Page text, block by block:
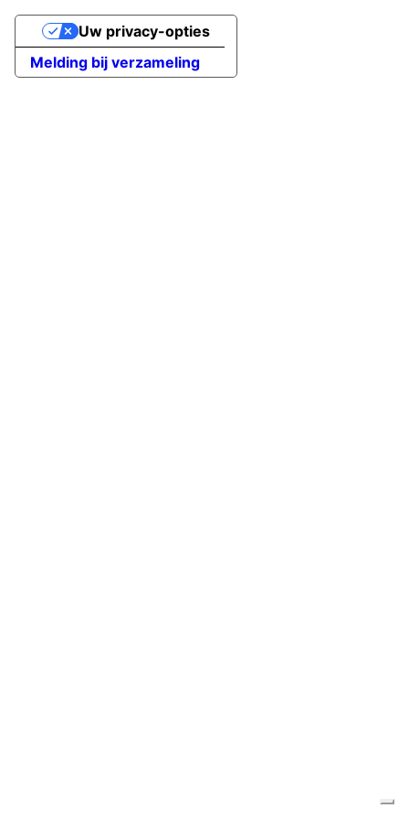
Melding bij verzameling
Uw privacy-opties